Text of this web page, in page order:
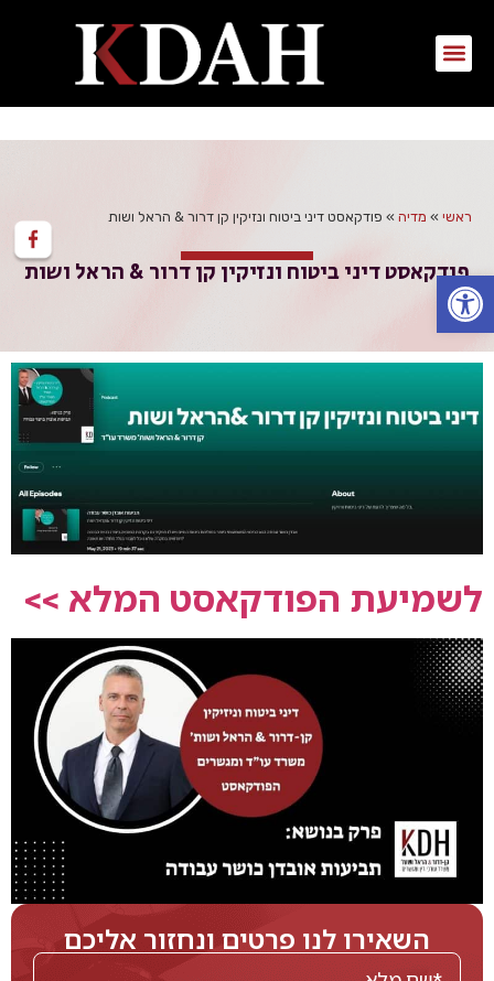
פתח סרגל נגישות
ראשי » מדיה » פודקאסט דיני ביטוח ונזיקין קן דרור & הראל ושות
פודקאסט דיני ביטוח ונזיקין קן דרור & הראל ושות
לשמיעת הפודקאסט המלא >>
השאירו לנו פרטים ונחזור אליכם